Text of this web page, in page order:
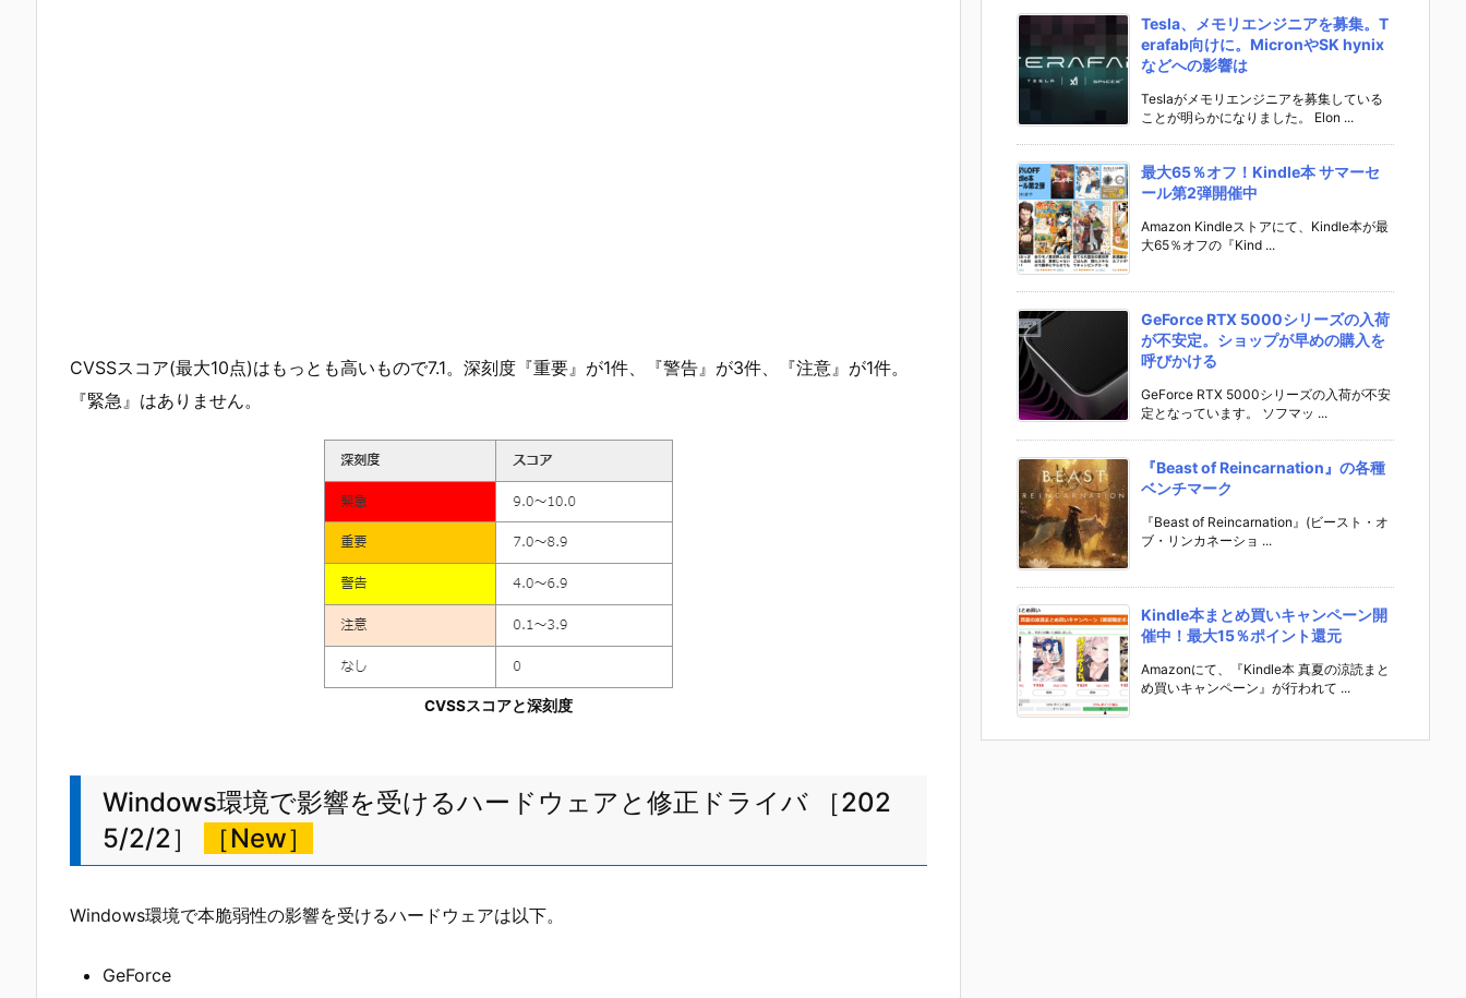
CVSSスコア(最大10点)はもっとも高いもので7.1。深刻度『重要』が1件、『警告』が3件、『注意』が1件。
『緊急』はありません。
CVSSスコアと深刻度
Windows環境で影響を受けるハードウェアと修正ドライバ ［202
5/2/2］
［New］
Windows環境で本脆弱性の影響を受けるハードウェアは以下。
GeForce
Tesla、メモリエンジニアを募集。T
erafab向けに。MicronやSK hynix
などへの影響は
Teslaがメモリエンジニアを募集している
ことが明らかになりました。 Elon ...
最大65％オフ！Kindle本 サマーセ
ール第2弾開催中
Amazon Kindleストアにて、Kindle本が最
大65％オフの『Kind ...
GeForce RTX 5000シリーズの入荷
が不安定。ショップが早めの購入を
呼びかける
GeForce RTX 5000シリーズの入荷が不安
定となっています。 ソフマッ ...
『Beast of Reincarnation』の各種
ベンチマーク
『Beast of Reincarnation』(ビースト・オ
ブ・リンカネーショ ...
Kindle本まとめ買いキャンペーン開
催中！最大15％ポイント還元
Amazonにて、『Kindle本 真夏の涼読まと
め買いキャンペーン』が行われて ...